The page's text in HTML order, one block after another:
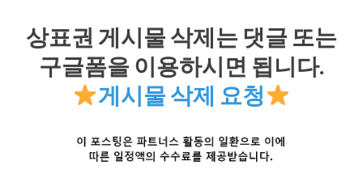
상표권 게시물 삭제는 댓글 또는
구글폼을 이용하시면 됩니다.
게시물 삭제 요청